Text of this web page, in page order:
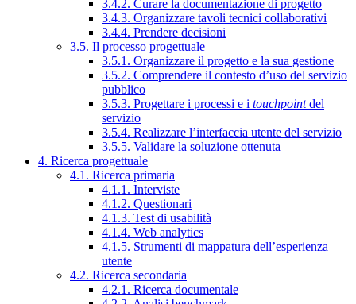
3.4.2. Curare la documentazione di progetto
3.4.3. Organizzare tavoli tecnici collaborativi
3.4.4. Prendere decisioni
3.5. Il processo progettuale
3.5.1. Organizzare il progetto e la sua gestione
3.5.2. Comprendere il contesto d’uso del servizio
pubblico
3.5.3. Progettare i processi e i touchpointdel
servizio
3.5.4. Realizzare l’interfaccia utente del servizio
3.5.5. Validare la soluzione ottenuta
4. Ricerca progettuale
4.1. Ricerca primaria
4.1.1. Interviste
4.1.2. Questionari
4.1.3. Test di usabilità
4.1.4. Web analytics
4.1.5. Strumenti di mappatura dell’esperienza
utente
4.2. Ricerca secondaria
4.2.1. Ricerca documentale